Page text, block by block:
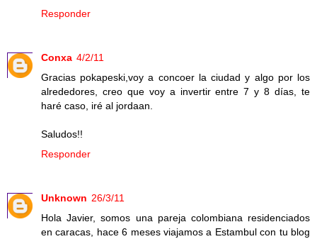
Responder
Conxa 4/2/11
Gracias pokapeski,voy a concoer la ciudad y algo por los
alrededores, creo que voy a invertir entre 7 y 8 días, te
haré caso, iré al jordaan.
Saludos!!
Responder
Unknown 26/3/11
Hola Javier, somos una pareja colombiana residenciados
en caracas, hace 6 meses viajamos a Estambul con tu blog